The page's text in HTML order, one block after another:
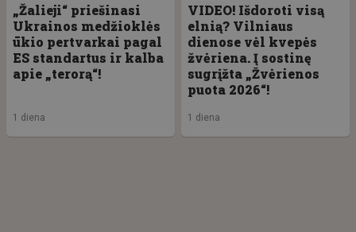
„Žalieji“ priešinasi
Ukrainos medžioklės
ūkio pertvarkai pagal
ES standartus ir kalba
apie „terorą“!
1 diena
VIDEO! Išdoroti visą
elnią? Vilniaus
dienose vėl kvepės
žvėriena. Į sostinę
sugrįžta „Žvėrienos
puota 2026“!
1 diena